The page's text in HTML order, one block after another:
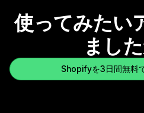
使ってみたい
まし
Shopifyを3日間無料